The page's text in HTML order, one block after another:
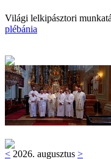
Világi lelkipásztori
plébánia
< 2026. augusztus >